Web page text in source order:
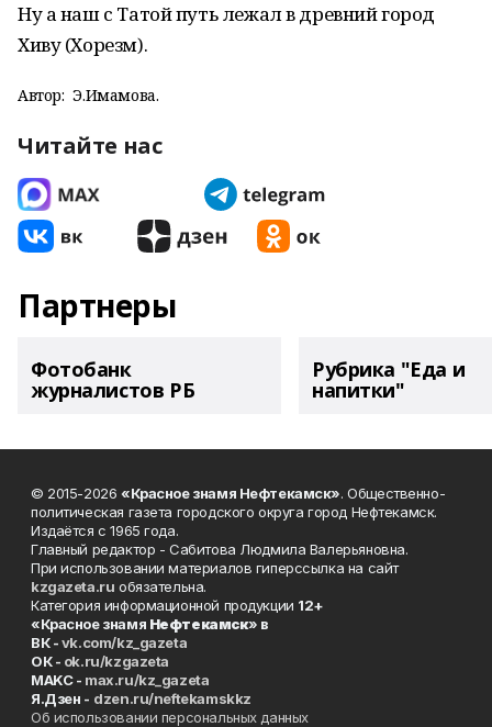
Ну а наш с Татой путь лежал в древний город
Хиву (Хорезм).
Автор: Э.Имамова.
Читайте нас
Партнеры
Фотобанк
журналистов РБ
Рубрика "Еда и
напитки"
© 2015-2026 «Красное знамя Нефтекамск». Общественно-
политическая газета городского округа город Нефтекамск.
Издаётся с 1965 года.
Главный редактор - Сабитова Людмила Валерьяновна.
При использовании материалов гиперссылка на сайт
kzgazeta.ru обязательна.
Категория информационной продукции 12+
«Красное знамя Нефтекамск» в
ВК -vk.com/kz_gazeta
ОК - ok.ru/kzgazeta
MAKC - max.ru/kz_gazeta
Я.Дзен - dzen.ru/neftekamskkz
Об использовании персональных данных